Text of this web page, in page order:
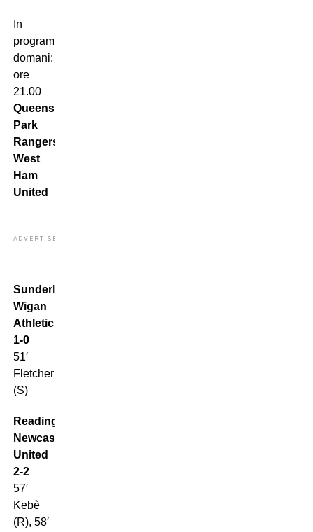
In
programma
domani:
ore
21.00
Queens
Park
Rangers-
West
Ham
United
ADVERTISEMENT
Sunderland-
Wigan
Athletic
1-0
51′
Fletcher
(S)
Reading-
Newcastle
United
2-2
57′
Kebè
(R), 58′